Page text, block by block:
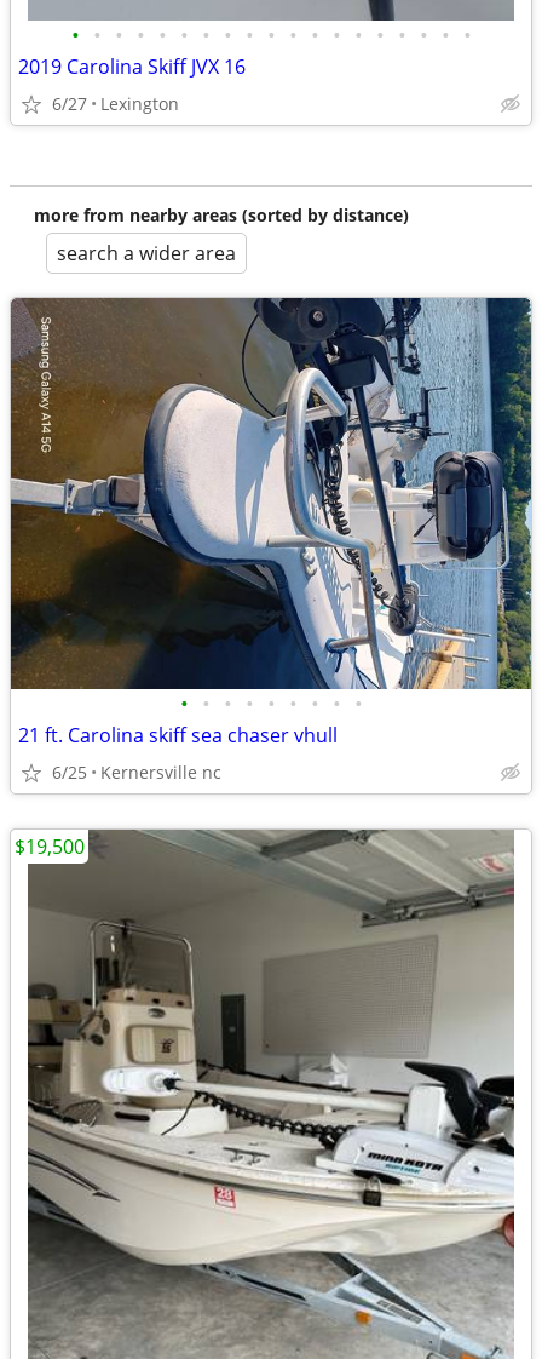
• • • • • • • • • • • • • • • • • • •
2019 Carolina Skiff JVX 16
6/27 Lexington
more from nearby areas (sorted by distance)
search a wider area
• • • • • • • • •
21 ft. Carolina skiff sea chaser vhull
6/25 Kernersville nc
$19,500